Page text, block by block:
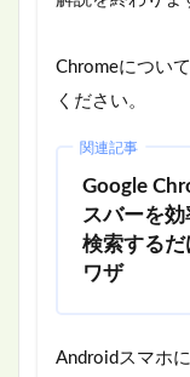
Chromeについ
ください。
関連記事
Google
スバーを効
検索する
ワザ
Androidスマホ